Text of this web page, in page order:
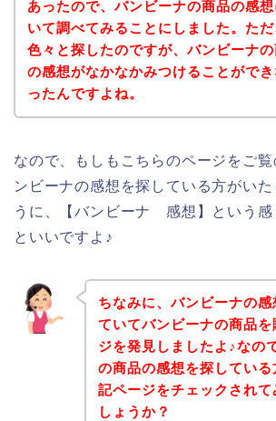
あったので、バンビーナの商品の感
いて調べてみることにしました。ただ
色々と探したのですが、バンビーナ
の感想がなかなかみつけることがで
ったんですよね。
なので、もしもこちらのページをご
ンビーナの感想を探している方がいた
うに、【バンビーナ 感想】という感
といいですよ♪
ちなみに、バンビーナの
ていてバンビーナの商品
ジを発見しましたよ♪なの
の商品の感想を探してい
記ページをチェックされ
しょうか？